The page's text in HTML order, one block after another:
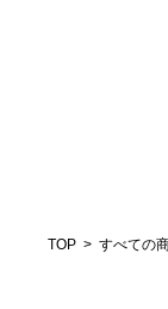
TOP すべての
WOMENS